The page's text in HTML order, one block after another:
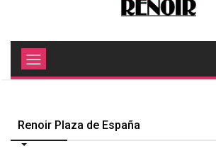
Renoir Plaza de España